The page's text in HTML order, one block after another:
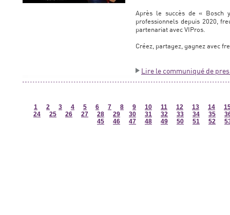
Après le succès de « Bosch
professionnels depuis 2020,
partenariat avec VIPros.
Créez, partagez, gagnez avec
Lire le communiqué de
1 2 3 4 5 6 7 8 9 10 11 12 13 14
24
25 26 27 28 29 30 31 32 33 34 35
45
46 47 48 49 50 51 52